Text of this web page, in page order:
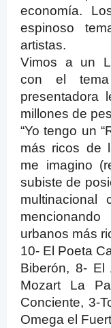
economía.
espinoso
artistas.
Vimos a un
con el
presentadora
millones de
“Yo tengo un
más ricos de
me imagino
subiste de
urbanos más
10- El Poeta
Biberón, 8- El
Mozart La
Conciente, 3-
Omega el